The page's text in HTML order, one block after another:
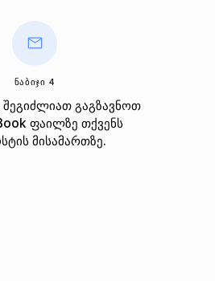
ᲜᲐᲑᲘᲯᲘ 4
შეგიძლიათ გაგზავნოთ
ფაილზე თქვენს
მისამართზე.